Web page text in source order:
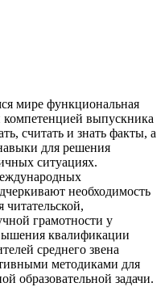
мире функциональная
компетенцией выпускника
считать и знать факты, а
для решения
ситуациях.
необходимость
грамотности у
квалификации
среднего звена
методиками для
образовательной задачи.